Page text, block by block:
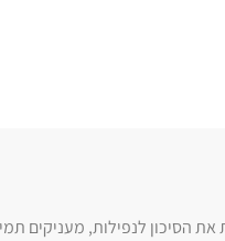
הסיכון לנפילות, מעניקים